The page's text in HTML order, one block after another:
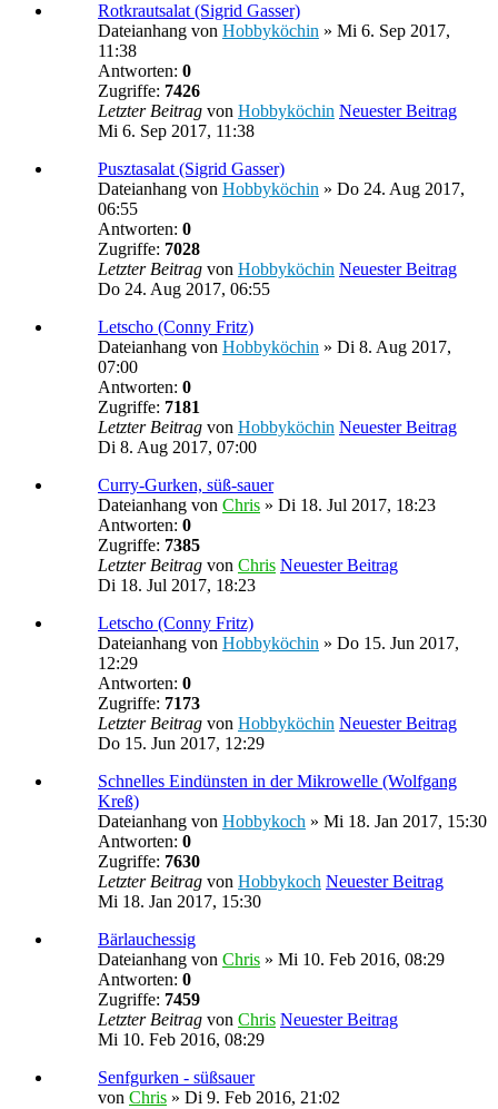
Rotkrautsalat (Sigrid Gasser)
Dateianhang von Hobbyköchin » Mi 6. Sep 2017,
11:38
Antworten: 0
Zugriffe: 7426
Letzter Beitrag von Hobbyköchin Neuester Beitrag
Mi 6. Sep 2017, 11:38
Pusztasalat (Sigrid Gasser)
Dateianhang von Hobbyköchin » Do 24. Aug 2017,
06:55
Antworten: 0
Zugriffe: 7028
Letzter Beitrag von Hobbyköchin Neuester Beitrag
Do 24. Aug 2017, 06:55
Letscho (Conny Fritz)
Dateianhang von Hobbyköchin » Di 8. Aug 2017,
07:00
Antworten: 0
Zugriffe: 7181
Letzter Beitrag von Hobbyköchin Neuester Beitrag
Di 8. Aug 2017, 07:00
Curry-Gurken, süß-sauer
Dateianhang von Chris » Di 18. Jul 2017, 18:23
Antworten: 0
Zugriffe: 7385
Letzter Beitrag von Chris Neuester Beitrag
Di 18. Jul 2017, 18:23
Letscho (Conny Fritz)
Dateianhang von Hobbyköchin » Do 15. Jun 2017,
12:29
Antworten: 0
Zugriffe: 7173
Letzter Beitrag von Hobbyköchin Neuester Beitrag
Do 15. Jun 2017, 12:29
Schnelles Eindünsten in der Mikrowelle (Wolfgang
Kreß)
Dateianhang von Hobbykoch » Mi 18. Jan 2017, 15:30
Antworten: 0
Zugriffe: 7630
Letzter Beitrag von Hobbykoch Neuester Beitrag
Mi 18. Jan 2017, 15:30
Bärlauchessig
Dateianhang von Chris » Mi 10. Feb 2016, 08:29
Antworten: 0
Zugriffe: 7459
Letzter Beitrag von Chris Neuester Beitrag
Mi 10. Feb 2016, 08:29
Senfgurken - süßsauer
von Chris » Di 9. Feb 2016, 21:02